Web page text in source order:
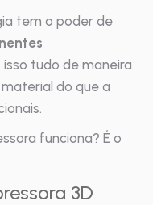
tem o poder de
isso tudo de maneira
do que a
funciona? É o
3D